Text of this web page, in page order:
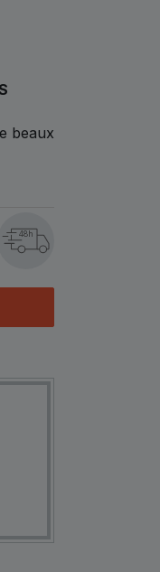
beaux
48h